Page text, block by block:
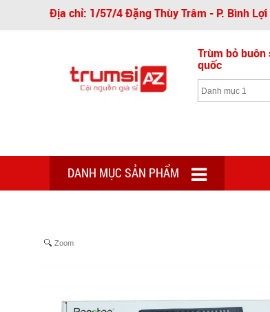
Địa chỉ: 1/57/4 Đặng Thùy Trâm - P. Bình Lợi
Trùm bỏ
quốc
DANH MỤC SẢN PHẨM
Zoom